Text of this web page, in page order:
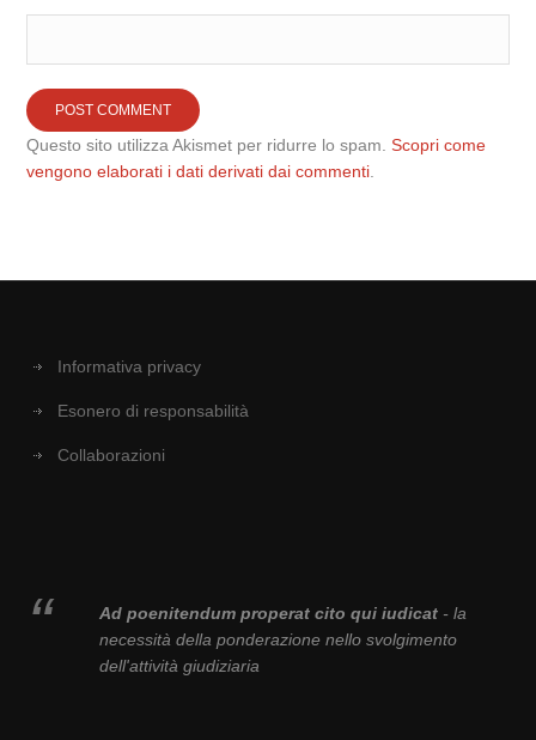
Questo sito utilizza Akismet per ridurre lo spam.Scopri come
vengono elaborati i dati derivati dai commenti
Informativa privacy
Esonero di responsabilità
Collaborazioni
Ad poenitendum properat cito qui iudicat- la
necessità della ponderazione nello svolgimento
dell'attività giudiziaria